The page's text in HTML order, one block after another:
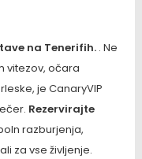
na Tenerifih. . Ne
vitezov, očara
je CanaryVIP
Rezervirajte
razburjenja,
za vse življenje.